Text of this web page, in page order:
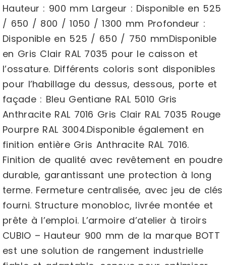
Hauteur : 900 mm Largeur : Disponible en 525
/ 650 / 800 / 1050 / 1300 mm Profondeur :
Disponible en 525 / 650 / 750 mmDisponible
en Gris Clair RAL 7035 pour le caisson et
l’ossature. Différents coloris sont disponibles
pour l’habillage du dessus, dessous, porte et
façade : Bleu Gentiane RAL 5010 Gris
Anthracite RAL 7016 Gris Clair RAL 7035 Rouge
Pourpre RAL 3004.Disponible également en
finition entière Gris Anthracite RAL 7016.
Finition de qualité avec revêtement en poudre
durable, garantissant une protection à long
terme. Fermeture centralisée, avec jeu de clés
fourni. Structure monobloc, livrée montée et
prête à l’emploi. L’armoire d’atelier à tiroirs
CUBIO – Hauteur 900 mm de la marque BOTT
est une solution de rangement industrielle